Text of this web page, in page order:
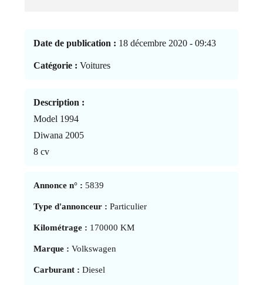
Date de publication : 18 décembre 2020 - 09:43
Catégorie : Voitures
Description :
Model 1994
Diwana 2005
8 cv
Annonce n° :5839
Type d'annonceur : Particulier
Kilométrage : 170000 KM
Marque : Volkswagen
Carburant : Diesel